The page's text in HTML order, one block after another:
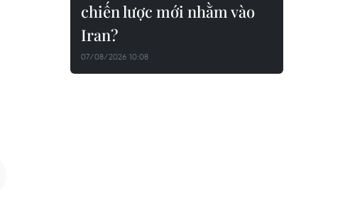
chiến lược mới nhằm vào
Iran?
07/08/2026 10:08